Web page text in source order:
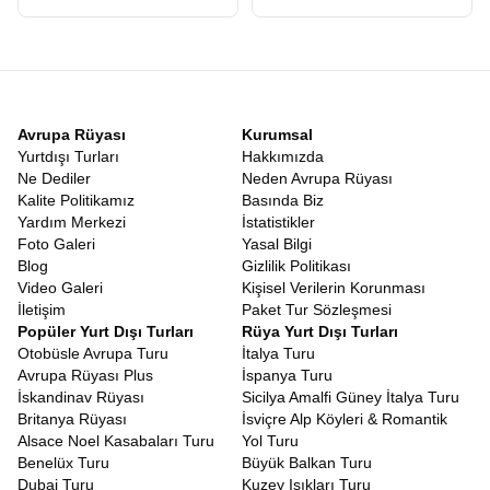
sonucun belirsizliği gezginleri yorar. Ancak bu rotanın en büyük
edin.
Vizesiz Güney Kore Japonya Tatili , bürokratik engellere
takılmadan, sadece keşfetme heyecanına odaklanabileceğiniz
nadir rotalardan biridir. Bu kolaylık, özellikle balayı çiftleri, arkadaş
grupları ve ailesiyle rahat bir tatil geçirmek isteyenler için büyük
bir nimettir.
Japonya Güney Kore Gezi Rehberi
Turlarımızda görev alan profesyonel rehberlerimiz, bölgeye
hakim, yerel kültürü çok iyi bilen ve size sadece yerleri gösteren
değil, o yerlerin hikayesini anlatan uzmanlardır. Bu anlamda
turumuz, canlı bir
Japonya Güney Kore Gezi Rehberi
niteliğindedir. Hangi sokakta en iyi Ramen yenir? Seul’de nereden
en uygun hediyelik eşya alınır? Japon metrosu nasıl kullanılır?
Tüm bu soruların cevabını rehberlerimizden anında alabilirsiniz.
Rehberlerimiz, size sadece turistik yerleri değil, yerel halkın
yaşam tarzını, geleneklerini ve inançlarını da aktarır. Bir Şinto
tapınağında nasıl dua edileceğinden, Kore’de büyüklerin yanında
nasıl yemek yenileceğine kadar kültürel kodları öğrenirsiniz.
Avrupa Rüyası
Yurtdışı Turları
Ne Dediler
Kalite Politikamız
Yardım Merkezi
Foto Galeri
Blog
Video Galeri
İletişim
Kurumsal
Hakkımızda
Neden Avrupa Rüyası
Basında Biz
İstatistikler
Yasal Bilgi
Gizlilik Politikası
Kişisel Verilerin Korunması
Paket Tur Sözleşmesi
Popüler Yurt Dışı Turları
Otobüsle Avrupa Turu
Avrupa Rüyası Plus
İskandinav Rüyası
Britanya Rüyası
Alsace Noel Kasabaları Turu
Benelüx Turu
Dubai Turu
Rüya Yurt Dışı Turları
İtalya Turu
İspanya Turu
Sicilya Amalfi Güney İtalya Turu
İsviçre Alp Köyleri & Romantik
Yol Turu
Büyük Balkan Turu
Kuzey Işıkları Turu